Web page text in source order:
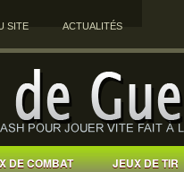
SITE ACTUALITÉS
DE COMBAT JEUX DE TIR